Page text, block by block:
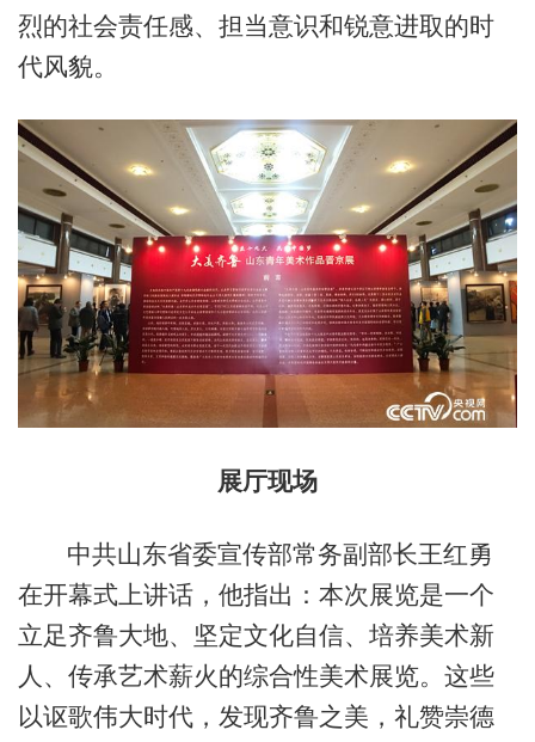
烈的社会责任感、担当意识和锐意进取的时
代风貌。
展厅现场
中共山东省委宣传部常务副部长王红勇
在开幕式上讲话，他指出：本次展览是一个
立足齐鲁大地、坚定文化自信、培养美术新
人、传承艺术薪火的综合性美术展览。这些
以讴歌伟大时代，发现齐鲁之美，礼赞崇德